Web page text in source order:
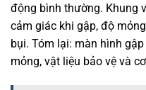
động bình thường. Khung
cảm giác khi gập, độ
bụi. Tóm lại: màn hình
mỏng, vật liệu bảo vệ và